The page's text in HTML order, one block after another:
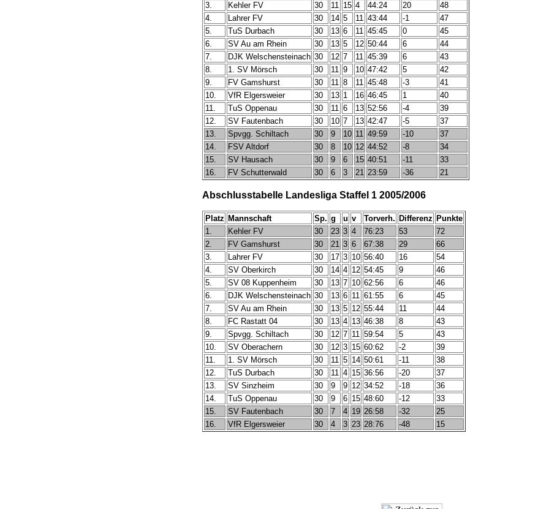
3.
Kehler FV 30 11 15 4 44:24 20
48
4.
Lahrer FV 30 14 5 11 43:44 -1
47
5.
TuS Durbach 30 13 6 11 45:45 0
45
6.
SV Au am Rhein 30 13 5 12 50:44 6
44
7.
DJK Welschensteinach 30 12 7 11 45:39 6
43
8.
1. SV Mörsch 30 11 9 10 47:42 5
42
9.
FV Gamshurst 30 11 8 11 45:48 -3
41
10.
VfR Elgersweier 30 13 1 16 46:45 1
40
11.
TuS Oppenau 30 11 6 13 52:56 -4
39
12.
SV Fautenbach 30 10 7 13 42:47 -5
37
13.
Spvgg. Schiltach 30 9 10 11 49:59 -10
37
14.
FSV Altdorf 30 8 10 12 44:52 -8
34
15.
SV Hausach 30 9 6 15 40:51 -11
33
16.
FV Schutterwald 30 6 3 21 23:59 -36 21
Abschlusstabelle Landesliga Staffel 1 2005/2006
Platz Mannschaft Sp. g u v Torverh. Differenz Punkte
1.
Kehler FV 30 23 3 4 76:23 53
72
2.
FV Gamshurst 30 21 3 6 67:38 29
66
3.
Lahrer FV 30 17 3 10 56:40 16
54
4.
SV Oberkirch 30 14 4 12 54:45 9
46
5.
SV 08 Kuppenheim 30 13 7 10 62:56 6
46
6.
DJK Welschensteinach 30 13 6 11 61:55 6
45
7.
SV Au am Rhein 30 13 5 12 55:44 11
44
8.
FC Rastatt 04 30 13 4 13 46:38 8
43
9.
Spvgg. Schiltach 30 12 7 11 59:54 5
43
10.
SV Oberachern 30 12 3 15 60:62 -2
39
11.
1. SV Mörsch 30 11 5 14 50:61 -11
38
12.
TuS Durbach 30 11 4 15 36:56 -20
37
13.
SV Sinzheim 30 9 9 12 34:52 -18
36
14.
TuS Oppenau 30 9 6 15 48:60 -12
33
15.
SV Fautenbach 30 7 4 19 26:58 -32
25
16.
VfR Elgersweier 30 4 3 23 28:76 -48 15